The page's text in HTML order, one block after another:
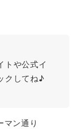
トや公式イ
クしてね♪
ン通り